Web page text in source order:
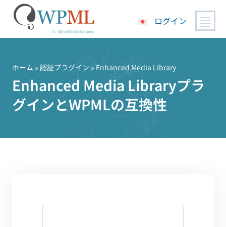
ッ
ログイン
ホーム » 認証プラグイン » Enhanced Media Library
Enhanced Media Libraryプラ
グインとWPMLの互換性